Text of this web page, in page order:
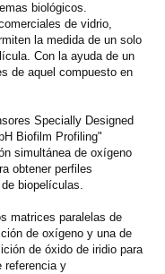
biológicos.
de vidrio,
la medida de un solo
Con la ayuda de un
de aquel compuesto en
Specially Designed
Biofilm Profiling"
simultánea de oxígeno
obtener perfiles
biopelículas.
matrices paralelas de
de oxígeno y una de
de óxido de iridio para
referencia y